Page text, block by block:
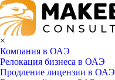
×
Компания в ОАЭ
Релокация бизнеса в ОАЭ
Продление лицензии в ОАЭ